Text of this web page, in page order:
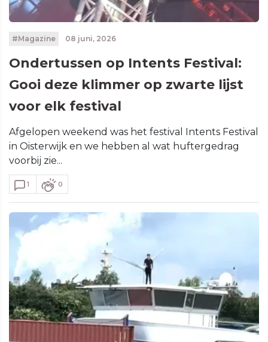
#Magazine 08 juni, 2026
Ondertussen op Intents Festival:
Gooi deze klimmer op zwarte lijst
voor elk festival
Afgelopen weekend was het festival Intents Festival
in Oisterwijk en we hebben al wat huftergedrag
voorbij zie...
1 0